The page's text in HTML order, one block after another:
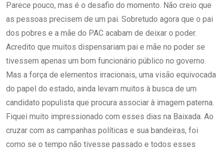
Parece pouco, mas é o desafio do momento. Não creio que
as pessoas precisem de um pai. Sobretudo agora que o pai
dos pobres e a mãe do PAC acabam de deixar o poder.
Acredito que muitos dispensariam pai e mãe no poder se
tivessem apenas um bom funcionário público no governo.
Mas a força de elementos irracionais, uma visão equivocada
do papel do estado, ainda levam muitos à busca de um
candidato populista que procura associar à imagem paterna.
Fiquei muito impressionado com esses dias na Baixada. Ao
cruzar com as campanhas políticas e sua bandeiras, foi
como se o tempo não tivesse passado e todos esses